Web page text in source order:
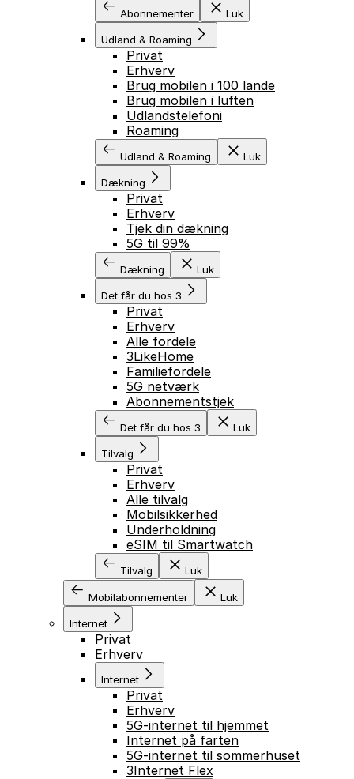
Abonnementer Luk
Udland & Roaming
Privat
Erhverv
Brug mobilen i 100 lande
Brug mobilen i luften
Udlandstelefoni
Roaming
Udland & Roaming Luk
Dækning
Privat
Erhverv
Tjek din dækning
5G til 99%
Dækning Luk
Det får du hos 3
Privat
Erhverv
Alle fordele
3LikeHome
Familiefordele
5G netværk
Abonnementstjek
Det får du hos 3 Luk
Tilvalg
Privat
Erhverv
Alle tilvalg
Mobilsikkerhed
Underholdning
eSIM til Smartwatch
Tilvalg Luk
Mobilabonnementer Luk
Internet
Privat
Erhverv
Internet
Privat
Erhverv
5G-internet til hjemmet
Internet på farten
5G-internet til sommerhuset
3Internet Flex